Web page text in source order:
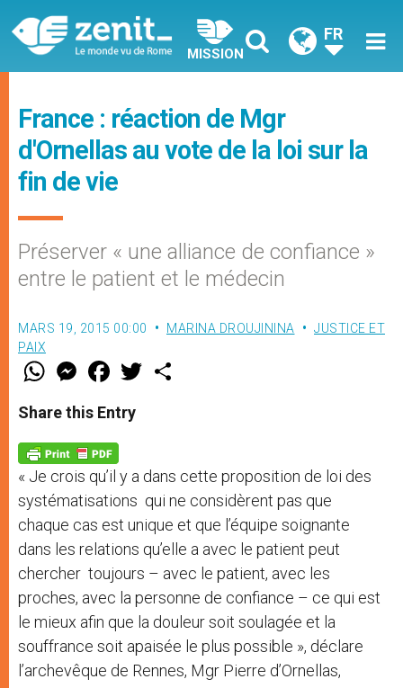
MISSION
FR
France : réaction de Mgr
d'Ornellas au vote de la loi sur la
fin de vie
Préserver « une alliance de confiance »
entre le patient et le médecin
MARS 19, 2015 00:00 MARINA DROUJININA
JUSTICE ET
PAIX
W
t
s
p
p
M
e
s
e
g
e
r
F
a
e
b
o
k
w
Share this Entry
« Je crois qu’il y a dans cette proposition de loi des
systématisations qui ne considèrent pas que
chaque cas est unique et que l’équipe soignante
dans les relations qu’elle a avec le patient peut
chercher toujours – avec le patient, avec les
proches, avec la personne de confiance – ce qui est
le mieux afin que la douleur soit soulagée et la
souffrance soit apaisée le plus possible », déclare
l’archevêque de Rennes, Mgr Pierre d’Ornellas,